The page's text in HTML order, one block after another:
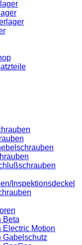
Inspektionsdeckel
Beta
Electric Motion
Gabelschutz